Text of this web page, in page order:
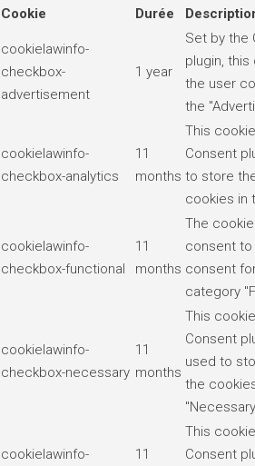
Cookie
Durée
cookielawinfo-
checkbox-
advertisement
1 year
Set by the
plugin,
the user
the
cookielawinfo-
checkbox-analytics
11
months
This
Consent
to store
cookies in
cookielawinfo-
checkbox-functional
11
months
The
consent
consent
category
cookielawinfo-
checkbox-necessary
11
months
This
Consent
used to
the
cookielawinfo-
11
This
Consent